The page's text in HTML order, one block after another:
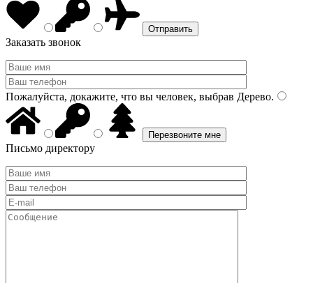
Заказать звонок
Пожалуйста, докажите, что вы человек, выбрав Дерево.
Письмо директору